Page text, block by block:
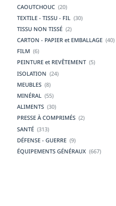
CAOUTCHOUC (20)
TEXTILE - TISSU - FIL
(30)
TISSU NON TISSÉ (2)
CARTON - PAPIER et EMBALLAGE (40)
FILM (6)
PEINTURE et REVÊTEMENT (5)
ISOLATION (24)
MEUBLES (8)
MINÉRAL (55)
ALIMENTS (30)
PRESSE À COMPRIMÉS (2)
SANTÉ (313)
DÉFENSE - GUERRE (9)
ÉQUIPEMENTS GÉNÉRAUX (667)